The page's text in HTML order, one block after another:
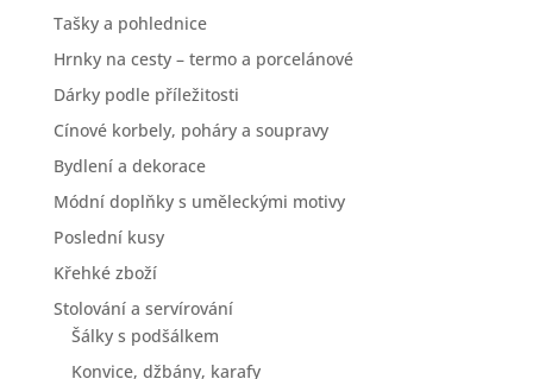
Tašky a pohlednice
Hrnky na cesty – termo a porcelánové
Dárky podle příležitosti
Cínové korbely, poháry a soupravy
Bydlení a dekorace
Módní doplňky s uměleckými motivy
Poslední kusy
Křehké zboží
Stolování a servírování
Šálky s podšálkem
Konvice, džbány, karafy